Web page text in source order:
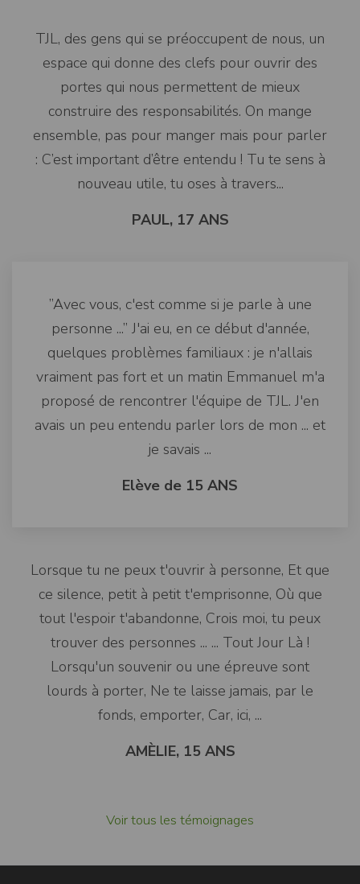
TJL, des gens qui se préoccupent de nous, un
espace qui donne des clefs pour ouvrir des
portes qui nous permettent de mieux
construire des responsabilités. On mange
ensemble, pas pour manger mais pour parler
: C’est important d’être entendu ! Tu te sens à
nouveau utile, tu oses à travers...
PAUL, 17 ANS
”Avec vous, c'est comme si je parle à une
personne ...” ​​​​​​​J'ai eu, en ce début d'année,
quelques problèmes familiaux : je n'allais
vraiment pas fort et un matin Emmanuel m'a
proposé de rencontrer l'équipe de TJL. J'en
avais un peu entendu parler lors de mon ... et
je savais ...
Elève de 15 ANS
Lorsque tu ne peux t'ouvrir à personne, Et que
ce silence, petit à petit t'emprisonne, Où que
tout l'espoir t'abandonne, Crois moi, tu peux
trouver des personnes ... ... Tout Jour Là !
Lorsqu'un souvenir ou une épreuve sont
lourds à porter, Ne te laisse jamais, par le
fonds, emporter, Car, ici, ...
AMÈLIE, 15 ANS
Voir tous les témoignages